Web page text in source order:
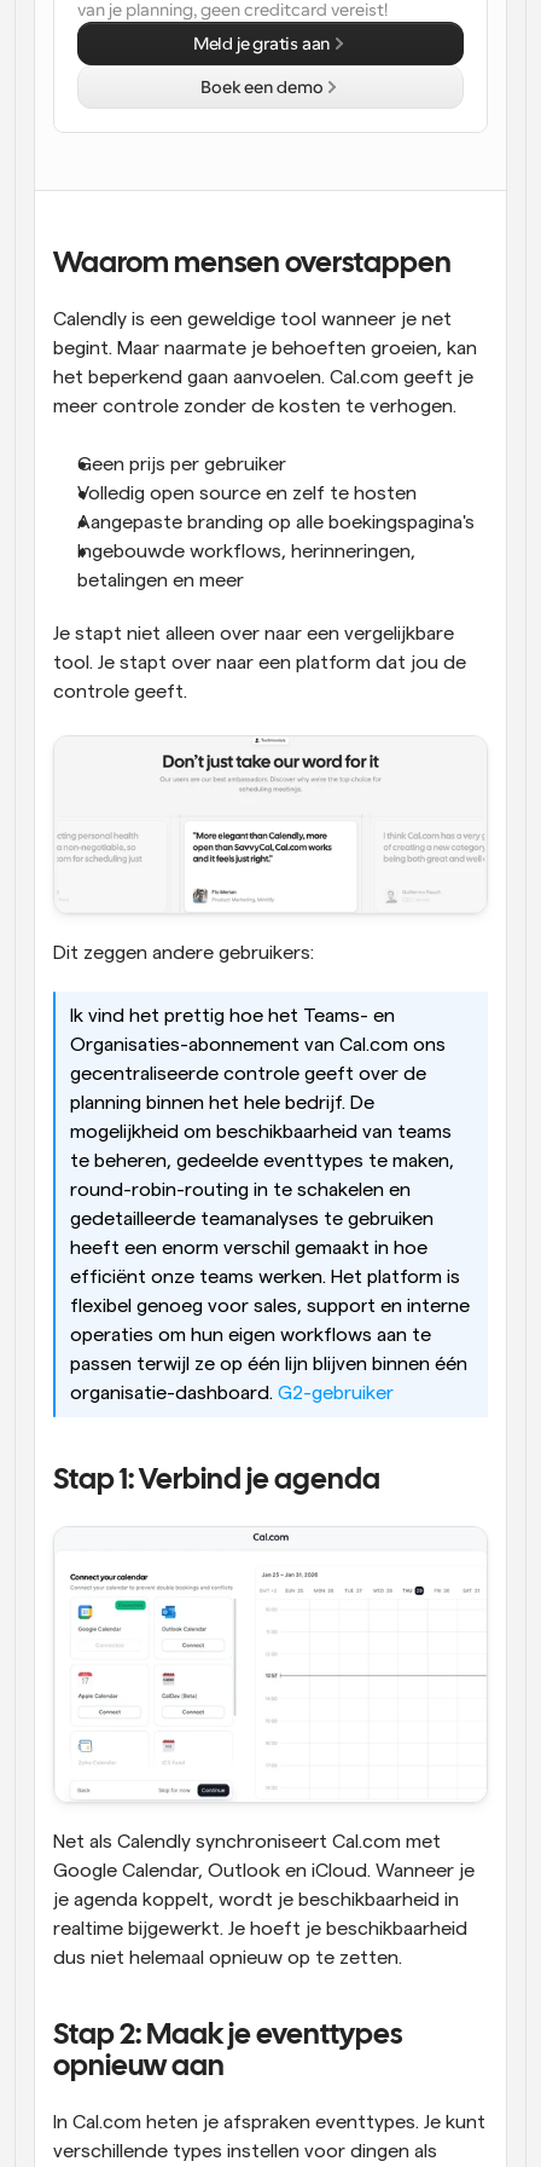
oproepen
Automatiseer planning en herinneringen
Boek naadloos vergaderingen met meerdere mensen
Webhooks
Ontvang een melding wanneer er iets gebeurt
Waarom mensen overstappen
Calendly is een geweldige tool wanneer je net
begint. Maar naarmate je behoeften groeien, kan
het beperkend gaan aanvoelen. Cal.com geeft je
meer controle zonder de kosten te verhogen.
Geen prijs per gebruiker
Volledig open source en zelf te hosten
Aangepaste branding op alle boekingspagina's
Ingebouwde workflows, herinneringen,
betalingen en meer
Je stapt niet alleen over naar een vergelijkbare
tool. Je stapt over naar een platform dat jou de
controle geeft.
Dit zeggen andere gebruikers:
Ik vind het prettig hoe het Teams- en
Organisaties-abonnement van Cal.com ons
gecentraliseerde controle geeft over de
planning binnen het hele bedrijf. De
mogelijkheid om beschikbaarheid van teams
te beheren, gedeelde eventtypes te maken,
round-robin-routing in te schakelen en
gedetailleerde teamanalyses te gebruiken
heeft een enorm verschil gemaakt in hoe
efficiënt onze teams werken. Het platform is
flexibel genoeg voor sales, support en interne
operaties om hun eigen workflows aan te
passen terwijl ze op één lijn blijven binnen één
organisatie-dashboard. G2-gebruiker
Stap 1: Verbind je agenda
Net als Calendly synchroniseert Cal.com met
Google Calendar, Outlook en iCloud. Wanneer je
je agenda koppelt, wordt je beschikbaarheid in
realtime bijgewerkt. Je hoeft je beschikbaarheid
dus niet helemaal opnieuw op te zetten.
Stap 2: Maak je eventtypes
opnieuw aan
In Cal.com heten je afspraken eventtypes. Je kunt
verschillende types instellen voor dingen als
van je planning, geen creditcard vereist!
Meld je gratis aan
Boek een demo